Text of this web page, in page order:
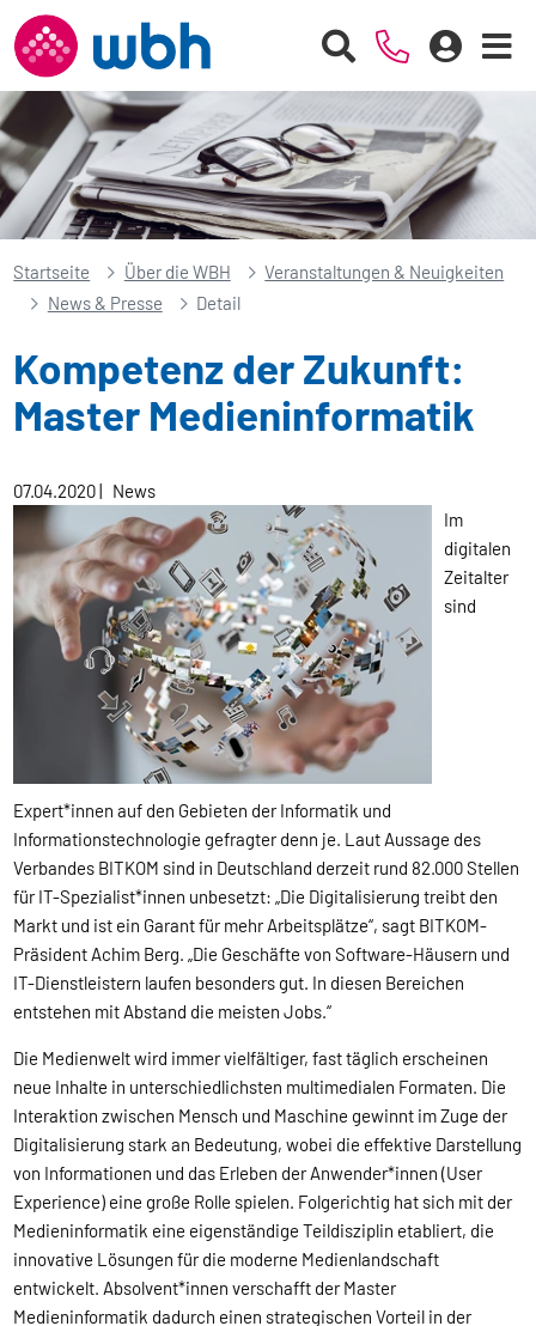
Startseite Über die WBH
Veranstaltungen & Neuigkeiten
News & Presse
Detail
Kompetenz der Zukunft:
Master Medieninformatik
07.04.2020| News
Im
digitalen
Zeitalter
sind
Expert*innen auf den Gebieten der Informatik und
Informationstechnologie gefragter denn je. Laut Aussage des
Verbandes BITKOM sind in Deutschland derzeit rund 82.000 Stellen
für IT-Spezialist*innen unbesetzt: „Die Digitalisierung treibt den
Markt und ist ein Garant für mehr Arbeitsplätze“, sagt BITKOM-
Präsident Achim Berg. „Die Geschäfte von Software-Häusern und
IT-Dienstleistern laufen besonders gut. In diesen Bereichen
entstehen mit Abstand die meisten Jobs.“
Die Medienwelt wird immer vielfältiger, fast täglich erscheinen
neue Inhalte in unterschiedlichsten multimedialen Formaten. Die
Interaktion zwischen Mensch und Maschine gewinnt im Zuge der
Digitalisierung stark an Bedeutung, wobei die effektive Darstellung
von Informationen und das Erleben der Anwender*innen (User
Experience) eine große Rolle spielen. Folgerichtig hat sich mit der
Medieninformatik eine eigenständige Teildisziplin etabliert, die
innovative Lösungen für die moderne Medienlandschaft
entwickelt. Absolvent*innen verschafft der Master
Medieninformatik dadurch einen strategischen Vorteil in der